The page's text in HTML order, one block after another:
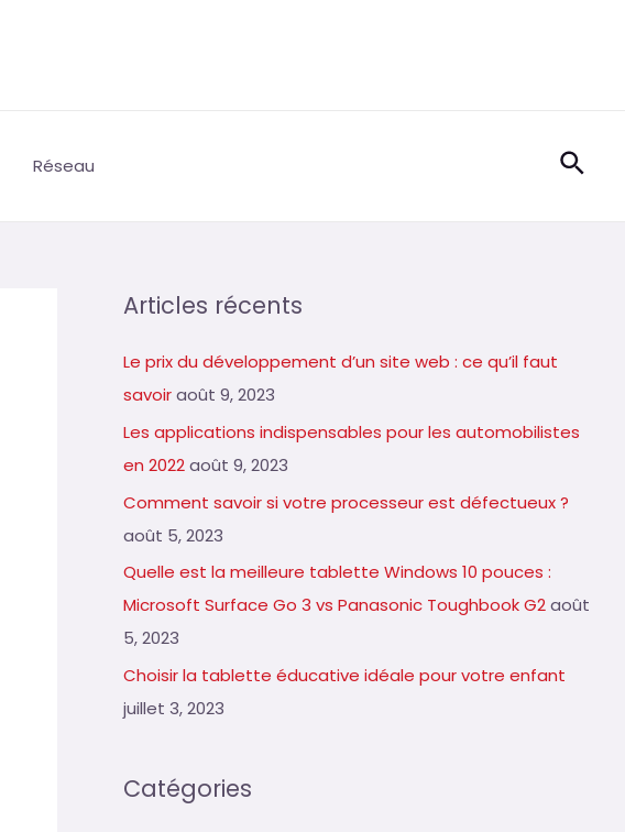
Réseau
Articles récents
Le prix du développement d’un site web : ce qu’il faut
savoir août 9, 2023
Les applications indispensables pour les automobilistes
en 2022 août 9, 2023
Comment savoir si votre processeur est défectueux ?
août 5, 2023
Quelle est la meilleure tablette Windows 10 pouces :
Microsoft Surface Go 3 vs Panasonic Toughbook G2 août
5, 2023
Choisir la tablette éducative idéale pour votre enfant
juillet 3, 2023
Catégories